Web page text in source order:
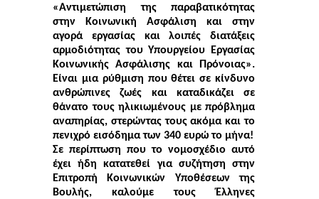
«Αντιμετώπιση της παραβατικότητας
στην Κοινωνική Ασφάλιση και στην
αγορά εργασίας και λοιπές διατάξεις
αρμοδιότητας του Υπουργείου Εργασίας
Κοινωνικής Ασφάλισης και Πρόνοιας».
Είναι μια ρύθμιση που θέτει σε κίνδυνο
ανθρώπινες ζωές και καταδικάζει σε
θάνατο τους ηλικιωμένους με πρόβλημα
αναπηρίας, στερώντας τους ακόμα και το
πενιχρό εισόδημα των 340 ευρώ το μήνα!
Σε περίπτωση που το νομοσχέδιο αυτό
έχει ήδη κατατεθεί για συζήτηση στην
Επιτροπή Κοινωνικών Υποθέσεων της
Βουλής, καλούμε τους Έλληνες